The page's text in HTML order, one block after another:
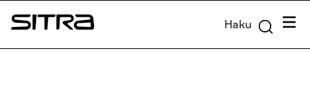
Siirry
suoraan
Sitra Haku